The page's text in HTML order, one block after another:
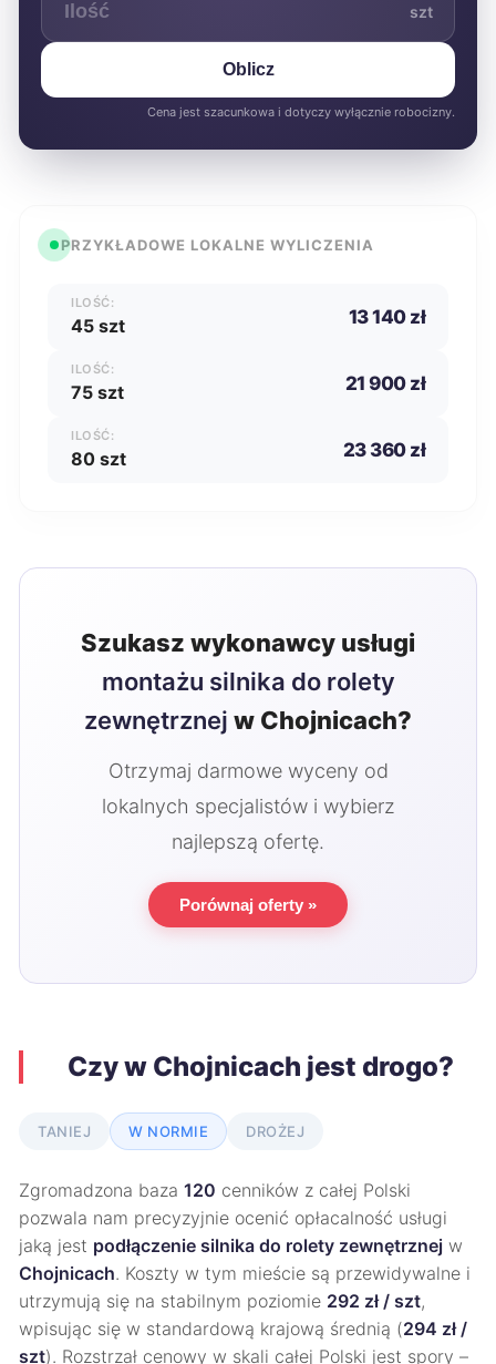
szt
Oblicz
Cena jest szacunkowa i dotyczy wyłącznie robocizny.
PRZYKŁADOWE LOKALNE WYLICZENIA
ILOŚĆ:
45 szt 13 140 zł
ILOŚĆ:
75 szt 21 900 zł
ILOŚĆ:
80 szt 23 360 zł
Szukasz wykonawcy usługi
montażu silnika do rolety
zewnętrznej w Chojnicach?
Otrzymaj darmowe wyceny od
lokalnych specjalistów i wybierz
najlepszą ofertę.
Porównaj oferty »
Czy w Chojnicach jest drogo?
TANIEJ W NORMIE DROŻEJ
Zgromadzona baza 120 cenników z całej Polski
pozwala nam precyzyjnie ocenić opłacalność usługi
jaką jest podłączenie silnika do rolety zewnętrznej w
Chojnicach. Koszty w tym mieście są przewidywalne i
utrzymują się na stabilnym poziomie 292 zł / szt,
wpisując się w standardową krajową średnią (294 zł /
szt). Rozstrzał cenowy w skali całej Polski jest spory –